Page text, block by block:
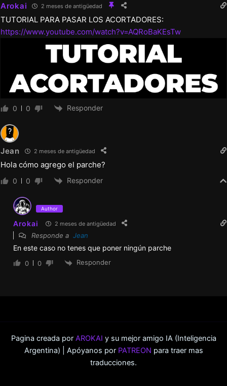
Arokai 2 meses de antigüedad
TUTORIAL PARA PASAR LOS ACORTADORES:
https://www.youtube.com/watch?v=AQRoBaKEsTw
0 0 Responder
Jean 2 meses de antigüedad
Hola cómo agrego el parche?
0 0 Responder
Author
Arokai 2 meses de antigüedad
Responde a Jean
En este caso no tenes que poner ningún parche
0 0 Responder
Pagina creada por AROKAI y su mejor amigo IA (Inteligencia
Argentina) | Apóyanos por PATREON para traer mas
traducciones.